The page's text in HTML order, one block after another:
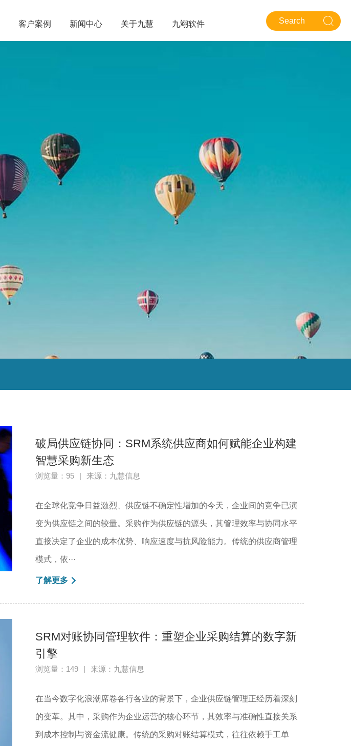
客户案例 新闻中心 关于九慧 九翊软件
破局供应链协同：SRM系统供应商如何赋能企业构建
智慧采购新生态
浏览量：95 | 来源：九慧信息
在全球化竞争日益激烈、供应链不确定性增加的今天，企业间的竞争已演
变为供应链之间的较量。采购作为供应链的源头，其管理效率与协同水平
直接决定了企业的成本优势、响应速度与抗风险能力。传统的供应商管理
模式，依···
了解更多
SRM对账协同管理软件：重塑企业采购结算的数字新
引擎
浏览量：149 | 来源：九慧信息
在当今数字化浪潮席卷各行各业的背景下，企业供应链管理正经历着深刻
的变革。其中，采购作为企业运营的核心环节，其效率与准确性直接关系
到成本控制与资金流健康。传统的采购对账结算模式，往往依赖手工单